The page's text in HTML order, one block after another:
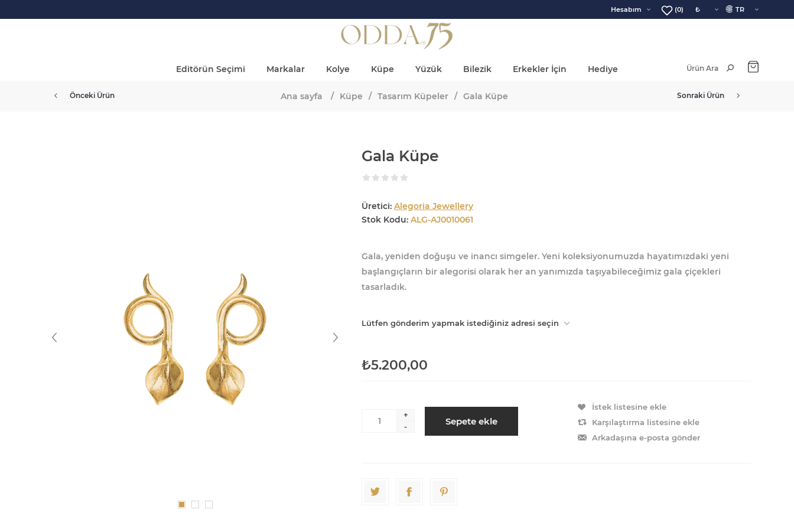
Hesabım (0) 🌐
Editörün Seçimi Markalar Kolye Küpe Yüzük Bilezik Erkekler İçin Hediye
Ana sayfa / Küpe / Tasarım Küpeler / Gala Küpe
Önceki Ürün Sonraki Ürün
Gala Küpe
Üretici: Alegoria Jewellery
Stok Kodu: ALG-AJ0010061
Gala, yeniden doğuşu ve inancı simgeler. Yeni koleksiyonumuzda hayatımızdaki yeni
başlangıçların bir alegorisi olarak her an yanımızda taşıyabileceğimiz gala çiçekleri
tasarladık.
Lütfen gönderim yapmak istediğiniz adresi seçin
₺5.200,00
+
-
Sepete ekle
İstek listesine ekle
Karşılaştırma listesine ekle
Arkadaşına e-posta gönder